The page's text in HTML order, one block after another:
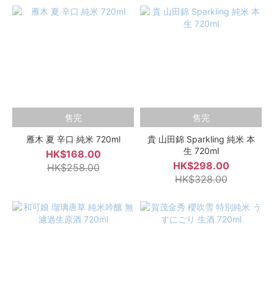
售完
雁木 夏 辛口 純米 720ml
HK$168.00
HK$258.00
售完
貴 山田錦 Sparkling 純米 本
生 720ml
HK$298.00
HK$328.00